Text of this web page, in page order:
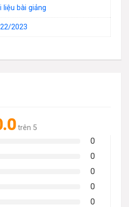
liệu bài giảng
2023
trên 5
0
0
0
0
0